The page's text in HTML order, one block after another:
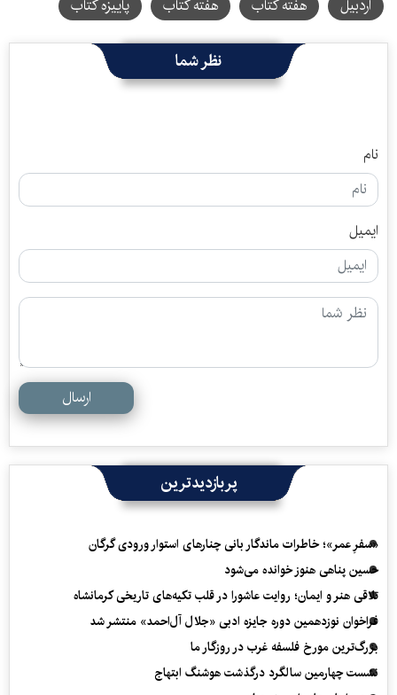
اردبیل هفته کتاب هفته کتاب پاییزه کتاب
نظر شما
نام
ایمیل
ارسال
پربازدیدترین
«سفرِ عمر»؛ خاطرات ماندگار بانی چنارهای استوار ورودی گرگان
حسین پناهی هنوز خوانده می‌شود
تلاقی هنر و ایمان؛ روایت عاشورا در قلب تکیه‌های تاریخی کرمانشاه
فراخوان نوزدهمین دوره جایزه ادبی «جلال آل‌احمد» منتشر شد
بزرگ‌ترین مورخ فلسفه غرب در روزگار ما
نشست چهارمین سالگرد درگذشت هوشنگ ابتهاج